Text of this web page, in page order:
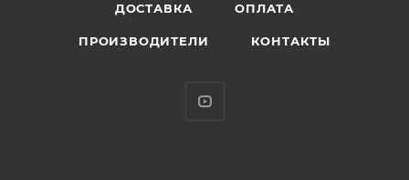
ДОСТАВКА ОПЛАТА
ПРОИЗВОДИТЕЛИ КОНТАКТЫ